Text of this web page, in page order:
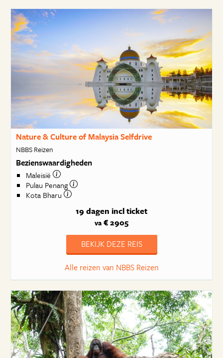
Nature & Culture of Malaysia Selfdrive
NBBS Reizen
Bezienswaardigheden
Maleisië
Pulau Penang
Kota Bharu
19 dagen incl ticket
va € 2905
BEKIJK DEZE REIS
Alle reizen van NBBS Reizen